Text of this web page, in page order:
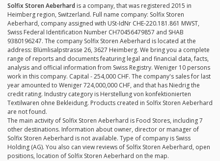
Solfix Storen Aeberhard is a company, that was registered 2015 in
Heimberg region, Switzerland. Full name company: Solfix Storen
Aeberhard, company assigned with USt-IdNr CHE-220.181.861 MWST,
Swiss Federal Identification Number CH70456479857 and SHAB
9380196247. The company Solfix Storen Aeberhard is located at the
address: Blümlisalpstrasse 26, 3627 Heimberg. We bring you a complete
range of reports and documents featuring legal and financial data, facts,
analysis and official information from Swiss Registry. Weniger 10 persons
work in this company. Capital - 254,000 CHF. The company's sales for last
year amounted to Weniger 724,000,000 CHF, and that has Niedrig the
credit rating. Industry category is Herstellung von konfektionierten
Textilwaren ohne Bekleidung. Products created in Solfix Storen Aeberhard
are not found.
The main activity of Solfix Storen Aeberhard is Food Stores, including 7
other destinations. Information about owner, director or manager of
Solfix Storen Aeberhard is not available. Type of company is Swiss
Holding (AG). You also can view reviews of Solfix Storen Aeberhard, open
positions, location of Solfix Storen Aeberhard on the map.